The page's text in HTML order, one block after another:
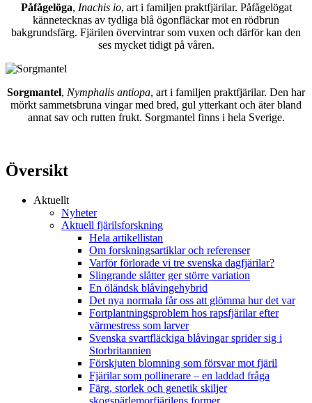
Påfågelöga, Inachis io, art i familjen praktfjärilar. Påfågelögat
kännetecknas av tydliga blå ögonfläckar mot en rödbrun
bakgrundsfärg. Fjärilen övervintrar som vuxen och därför kan den
ses mycket tidigt på våren.
Sorgmantel, Nymphalis antiopa, art i familjen praktfjärilar. Den har
mörkt sammetsbruna vingar med bred, gul ytterkant och äter bland
annat sav och rutten frukt. Sorgmantel finns i hela Sverige.
Översikt
Aktuellt
Nyheter
Aktuell fjärilsforskning
Hela artikellistan
Om forskningsartiklar och referenser
Varför förlorade vi tre svenska dagfjärilar?
Slingrande slåtter ger större variation
En öländsk blåvingehybrid
Det nya normala får oss att glömma hur det var
Fortplantningsproblem hos rapsfjärilar efter
värmestress som larver
Svenska svartfläckiga blåvingar sprider sig i
Storbritannien
Förskjuten blomning som försvar mot fjäril
Fjärilar som pollinerare – en laddad fråga
Färg, storlek och genetik skiljer
skogspärlemorfjärilens former